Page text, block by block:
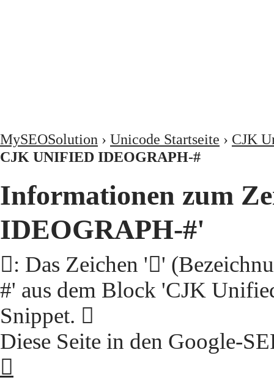
MySEOSolution › Unicode Startseite › CJK
CJK UNIFIED IDEOGRAPH-#
Informationen zum
IDEOGRAPH-#'
𩮠: Das Zeichen '𩮠'
#' aus dem Block 'CJK
Snippet. 𩮠
Diese Seite in den Google-
𩮠